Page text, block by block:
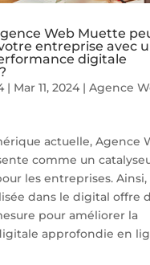
Web Muette
entreprise avec
digitale
| Mar 11, 2024| Agence
actuelle, Agence
comme un
les entreprises.
dans le digital offre
pour améliorer la
approfondie en